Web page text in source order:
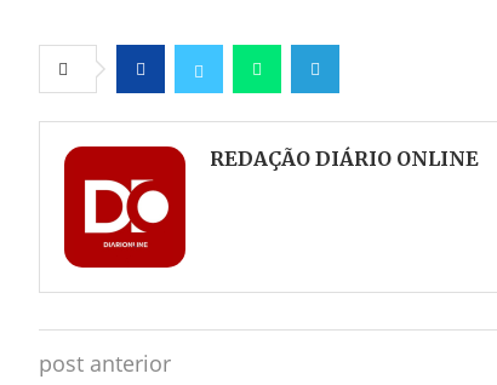
FacebookTwitter WhatsappTelegram
REDAÇÃO DIÁRIO ONLINE
post anterior